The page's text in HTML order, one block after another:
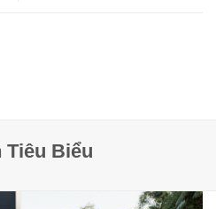
Tiêu Biểu